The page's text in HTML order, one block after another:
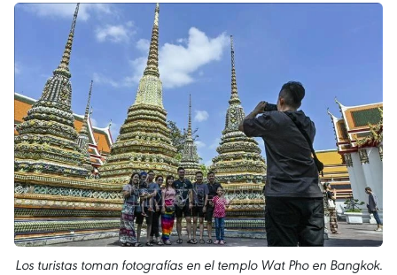
Los turistas toman fotografías en el templo Wat Pho en Bangkok.